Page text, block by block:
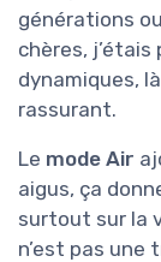
générations
chères,
dynamiques,
rassurant.
Le mode Air
aigus, ça
surtout sur la
n’est pas